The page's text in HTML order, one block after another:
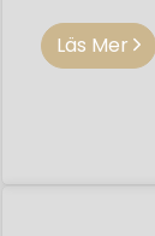
Läs Mer